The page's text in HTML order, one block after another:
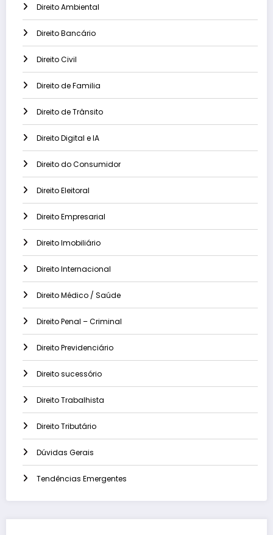
Direito Ambiental
Direito Bancário
Direito Civil
Direito de Familia
Direito de Trânsito
Direito Digital e IA
Direito do Consumidor
Direito Eleitoral
Direito Empresarial
Direito Imobiliário
Direito Internacional
Direito Médico / Saúde
Direito Penal – Criminal
Direito Previdenciário
Direito sucessório
Direito Trabalhista
Direito Tributário
Dúvidas Gerais
Tendências Emergentes